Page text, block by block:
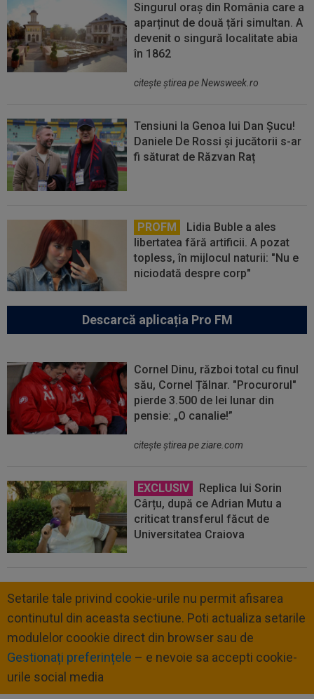
Singurul oraș din România care a
aparținut de două țări simultan. A
devenit o singură localitate abia
în 1862
citeşte ştirea pe Newsweek.ro
Tensiuni la Genoa lui Dan Șucu!
Daniele De Rossi și jucătorii s-ar
fi săturat de Răzvan Raț
PROFM
Lidia Buble a ales
libertatea fără artificii. A pozat
topless, în mijlocul naturii: "Nu e
niciodată despre corp"
Descarcă aplicația Pro FM
Cornel Dinu, război total cu finul
său, Cornel Țălnar. "Procurorul"
pierde 3.500 de lei lunar din
pensie: „O canalie!”
citeşte ştirea pe ziare.com
EXCLUSIV
Replica lui Sorin
Cârțu, după ce Adrian Mutu a
criticat transferul făcut de
Universitatea Craiova
Setarile tale privind cookie-urile nu permit afisarea
continutul din aceasta sectiune. Poti actualiza setarile
modulelor coookie direct din browser sau de
Gestionați preferințele – e nevoie sa accepti cookie-
urile social media